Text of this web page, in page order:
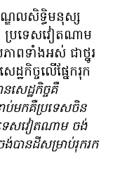
ឌល​សិទ្ធិ​មនុស្ស​
ប្រទេស​វៀតណាម​
ាព​ទាំង​អស់ ជា​ថ្នូរ​
ឋកិច្ច​លើ​ផ្នែក​រុក​
សេដ្ឋកិច្ច​គឺ​
ាប់​មក​គឺ​ប្រទេស​ចិន
េស​វៀតណាម ចង់​
បាន​ដី​សម្រាប់​រុករក​